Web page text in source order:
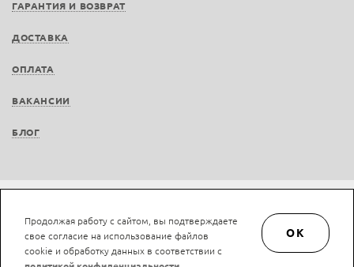
ГАРАНТИЯ И ВОЗВРАТ
ДОСТАВКА
ОПЛАТА
ВАКАНСИИ
БЛОГ
Не является публичной офертой © LAN-art.ru, 2013—2026. Все права защищены.
Политика конфиденциальности.
Положение об обработке и защите персональных
данных.
Продолжая работу с сайтом, вы подтверждаете
свое согласие на использование файлов
cookie и обработку данных в соответствии с
OK